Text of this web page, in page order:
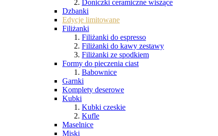
Doniczki ceramiczne wiszące
Dzbanki
Edycje limitowane
Filiżanki
Filiżanki do espresso
Filiżanki do kawy zestawy
Filiżanki ze spodkiem
Formy do pieczenia ciast
Babownice
Garnki
Komplety deserowe
Kubki
Kubki czeskie
Kufle
Maselnice
Miski